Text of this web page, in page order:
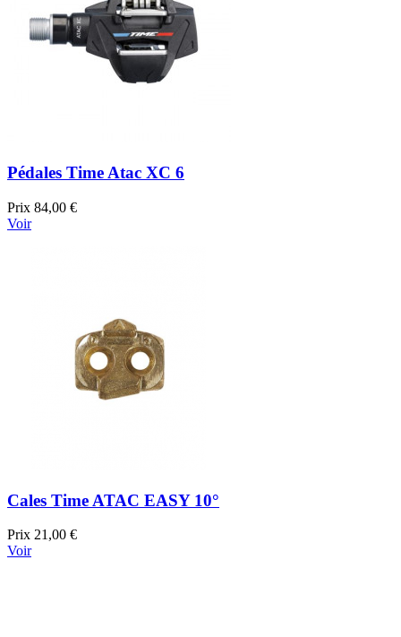
Pédales Time Atac XC 6
Prix 84,00 €
Voir
Cales Time ATAC EASY 10°
Prix 21,00 €
Voir